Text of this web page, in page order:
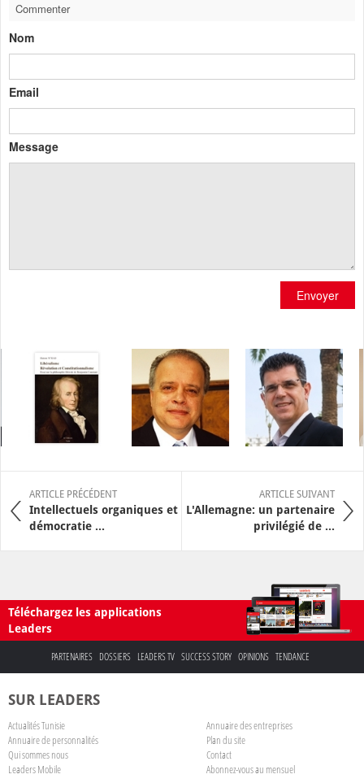
Commenter
Nom
Email
Message
Envoyer
ARTICLE PRÉCÉDENT
Intellectuels organiques et
démocratie ...
ARTICLE SUIVANT
L'Allemagne: un partenaire
privilégié de ...
Téléchargez les applications
Leaders
PARTENAIRES DOSSIERS LEADERS TV SUCCESS STORY OPINIONS TENDANCE
SUR LEADERS
Actualités Tunisie
Annuaire des entreprises
Annuaire de personnalités
Plan du site
Qui sommes nous
Contact
Leaders Mobile
Abonnez-vous au mensuel